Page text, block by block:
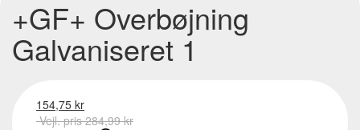
+GF+ Overbøjning
Galvaniseret 1
154,75 kr
Vejl. pris 284,99 kr